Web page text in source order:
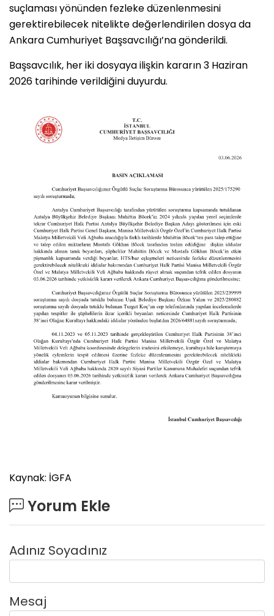
suçlaması yönünden fezleke düzenlenmesini
gerektirebilecek nitelikte değerlendirilen dosya da
Ankara Cumhuriyet Başsavcılığı’na gönderildi.
Başsavcılık, her iki dosyaya ilişkin kararın 3 Haziran
2026 tarihinde verildiğini duyurdu.
Kaynak: İGFA
Yorum Ekle
Adınız Soyadınız
Mesaj